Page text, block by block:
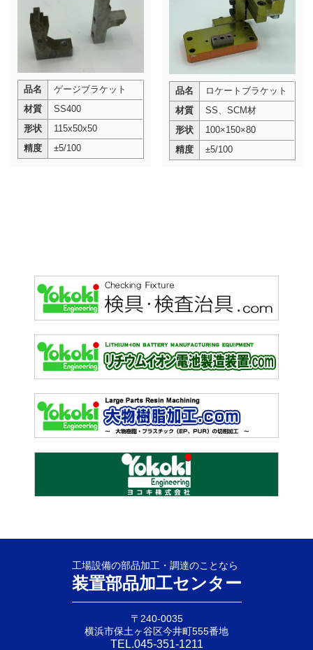
品名
ゲージブラケット
材質
SS400
形状
115x50x50
精度
±5/100
品名
ロケートブラケット
材質
SS、SCM材
形状
100×150×80
精度
±5/100
工場設備の部品加工・調達のことなら
装置部品加工センター
〒240-0035
横浜市保土ヶ谷区今井町555番地
TEL.045-351-1211